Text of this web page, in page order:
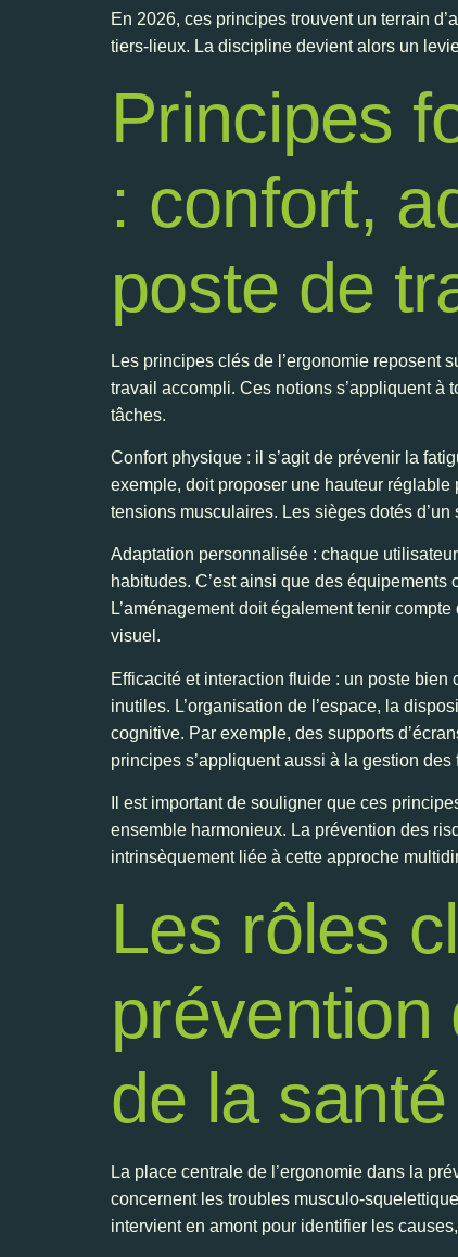
En 2026, ces principes trouvent un terrain
tiers-lieux. La discipline devient alors un
Principes
: confort,
poste de
Les principes clés de l’ergonomie reposent
travail accompli. Ces notions s’appliquent à
tâches.
Confort physique : il s’agit de prévenir la
exemple, doit proposer une hauteur
tensions musculaires. Les sièges dotés
Adaptation personnalisée : chaque
habitudes. C’est ainsi que des
L’aménagement doit également tenir
visuel.
Efficacité et interaction fluide : un poste
inutiles. L’organisation de l’espace, la
cognitive. Par exemple, des supports
principes s’appliquent aussi à la gestion
Il est important de souligner que ces
ensemble harmonieux. La prévention des
intrinsèquement liée à cette approche
Les rôles
prévention
de la
La place centrale de l’ergonomie dans la
concernent les troubles musculo-
intervient en amont pour identifier les